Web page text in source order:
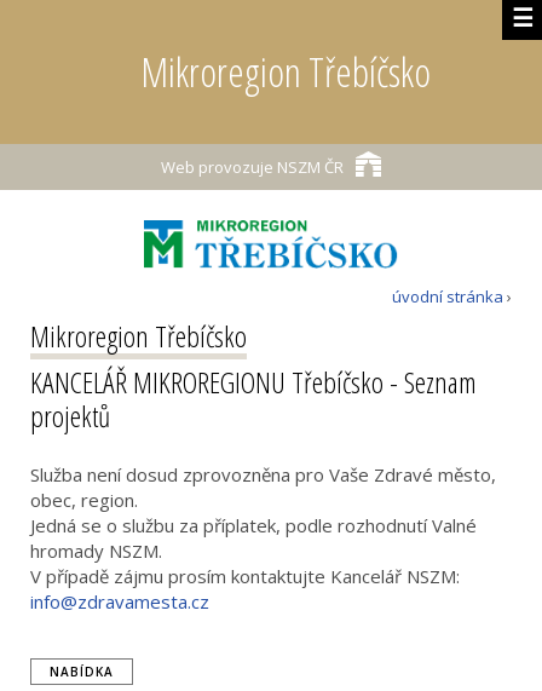
☰
Mikroregion Třebíčsko
Web provozuje NSZM ČR
úvodní stránka ›
Mikroregion Třebíčsko
KANCELÁŘ MIKROREGIONU Třebíčsko - Seznam
projektů
Služba není dosud zprovozněna pro Vaše Zdravé město,
obec, region.
Jedná se o službu za příplatek, podle rozhodnutí Valné
hromady NSZM.
V případě zájmu prosím kontaktujte Kancelář NSZM:
info@zdravamesta.cz
NABÍDKA